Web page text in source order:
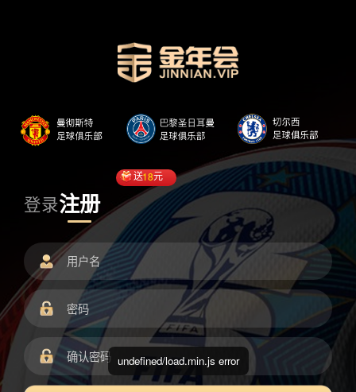
登录注册
送18元
undefined/load.min.js error